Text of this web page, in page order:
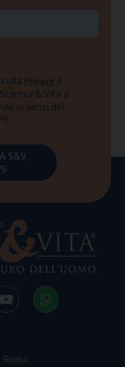
Privacy e
& Vita a
ai sensi del